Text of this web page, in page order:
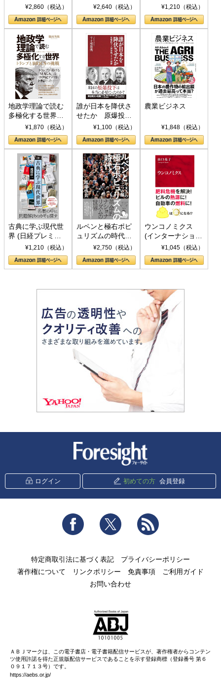
¥2,860（税込） ¥2,640（税込）
ト S 039)¥1,210（税込）
地政学理論で読む
多極化する世界：
トランプとBRICS
の挑戦
¥1,870（税込）
誰が日本を降伏さ
せたか 原爆投
下、ソ連参戦、そ
して聖断 (PHP新
書)
¥1,100（税込）
農業ビジネス
¥1,848（税込）
古典に学ぶ現代世
界 (日経プレミア
シリーズ)¥1,210（税込）
ルペンと極右ポピ
ュリズムの時代：
〈ヤヌス〉の二つ
の顔
¥2,750（税込）
ウンコノミクス
(インターナショナ
ル新書)¥1,045（税込）
ログイン 初めての方 会員登録
Facebook Twitter
特定商取引法に基づく表記
プライバシーポリシー
著作権について
リンクポリシー 免責事項
ご利用ガイド
お問い合わせ
ＡＢＪマークは、この電子書店・電子書籍配信サービスが、著作権者からコンテン
ツ使用許諾を得た正規版配信サービスであることを示す登録商標（登録番号 第６
０９１７１３号）です。
https://aebs.or.jp/